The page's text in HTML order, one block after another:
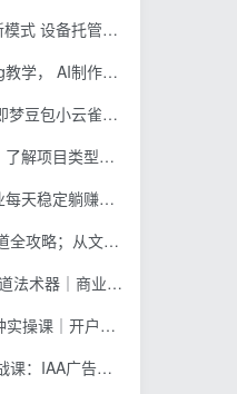
行，解放双手持续变现
商单收徒 ，新领域红利期，抓紧做
映剪辑，零基础也能快速上手做爆款
项目，才能拿到想要的结果
稳定躺赚200+
，系统掌握涨粉变现双赢制作技术
｜低成本打造个人变现小生意全套教学
新店建模撬动笔记自然流量全套教学
×平台规则×双轨爆发×回款全流程